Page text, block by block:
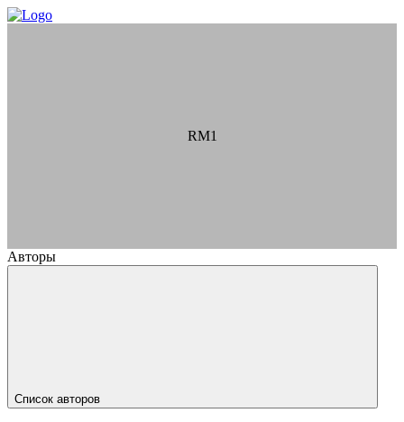
RM1
Авторы
Список авторов